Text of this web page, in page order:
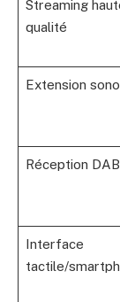
Streaming
qualité
Extension
Réception
Interface
tactile/